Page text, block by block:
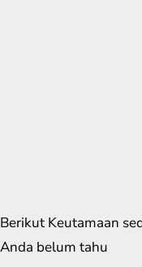
Berikut Keutamaan
Anda belum tahu